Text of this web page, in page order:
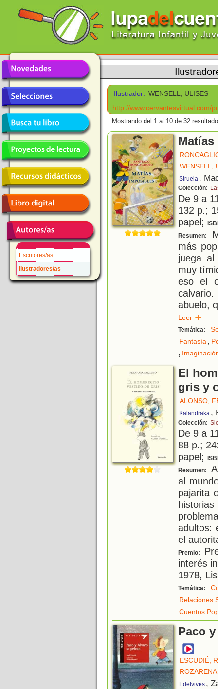
Escritores/as
Ilustradores/as
Ilustrador: WENSELL, ULISES
http://www.cervantesvirtual.com/
Mostrando del 1 al 10 de 32
WENSELL,
Siruela ,
Colección:
De 9 a
132 p.;
papel;
Resumen:
más
juega
muy
eso el
abuelo,
Leer
Temática:
Fantasía,
,
El
gris y
ALONSO,
Kalandraka ,
Colección:
De 9 a
88 p.;
papel;
Resumen:
al
pajarita
historias
adultos:
el
Premio:
interés
1978,
Temática:
Relaciones
Cuentos
Paco
ESCUDIÉ,
Edelvives ,